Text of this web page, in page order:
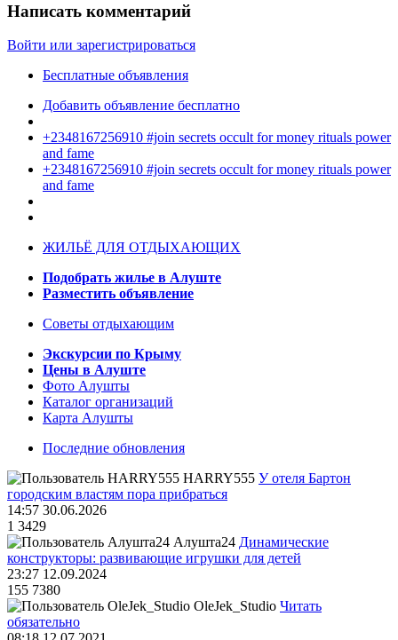
Написать комментарий
Войти или зарегистрироваться
Бесплатные объявления
Добавить объявление бесплатно
+2348167256910 #join secrets occult for money rituals power
and fame
+2348167256910 #join secrets occult for money rituals power
and fame
ЖИЛЬЁ ДЛЯ ОТДЫХАЮЩИХ
Подобрать жилье в Алуште
Разместить объявление
Советы отдыхающим
Экскурсии по Крыму
Цены в Алуште
Фото Алушты
Каталог организаций
Карта Алушты
Последние обновления
HARRY555 У отеля Бартон
городским властям пора прибраться
14:57 30.06.2026
1 3429
Алушта24 Динамические
конструкторы: развивающие игрушки для детей
23:27 12.09.2024
155 7380
OleJek_Studio Читать
обязательно